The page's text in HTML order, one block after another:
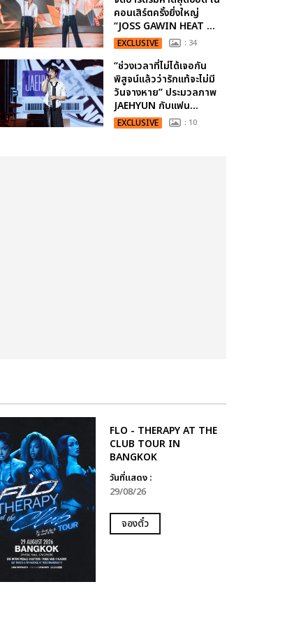
คอนเสิร์ตครั้งยิ่งใหญ่
“JOSS GAWIN HEAT ...
EXCLUSIVE : 34
“ช่วงเวลาที่ไม่ได้เจอกัน
พิสูจน์แล้วว่ารักแท้จะไม่มี
วันจางหาย” ประมวลภาพ
JAEHYUN กับแฟน...
EXCLUSIVE : 10
FLO - THERAPY AT THE
CLUB TOUR IN
BANGKOK
วันที่แสดง :
29/08/26
จองตั๋ว